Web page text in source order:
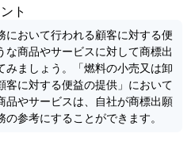
ト
において行われる顧客に対する便
な商品やサービスに対して商標出
みましょう。「燃料の小売又は卸
客に対する便益の提供」において
品やサービスは、自社が商標出願
参考にすることができます。